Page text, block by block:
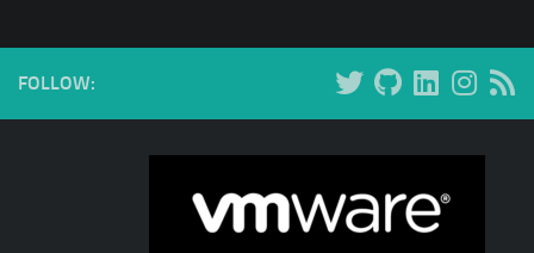
FOLLOW: